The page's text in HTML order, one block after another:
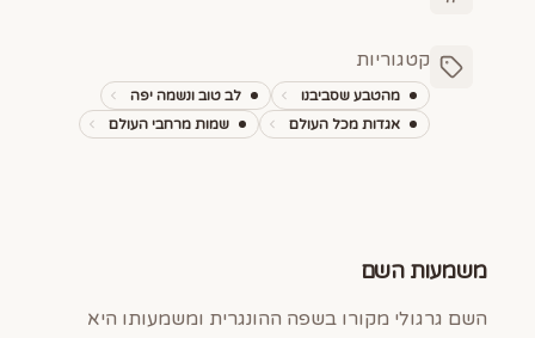
קטגוריות
מהטבע שסביבנו
לב טוב ונשמה יפה
אגדות מכל העולם
שמות מרחבי העולם
משמעות השם
השם גרגולי מקורו בשפה ההונגרית ומשמעותו היא